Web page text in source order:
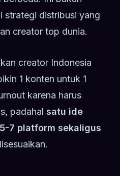
strategi distribusi yang
creator top dunia.
creator Indonesia
1 konten untuk 1
karena harus
padahal satu ide
7 platform sekaligus